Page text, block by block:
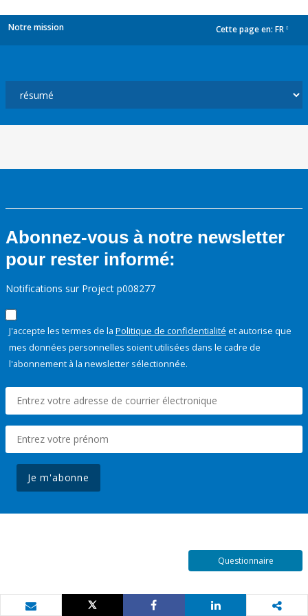
Notre mission Cette page en: FR
Abonnez-vous à notre newsletter
pour rester informé:
Notifications sur Project p008277
J'accepte les termes de la Politique de confidentialité et autorise que
mes données personnelles soient utilisées dans le cadre de
l'abonnement à la newsletter sélectionnée.
Je m'abonne
Questionnaire